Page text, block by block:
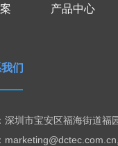
产品中心
深圳市宝安区福海街道福
们